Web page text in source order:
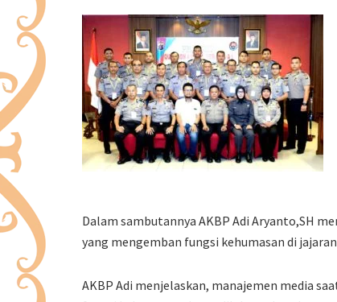
Dalam sambutannya AKBP Adi Aryanto,SH
yang mengemban fungsi kehumasan di
AKBP Adi menjelaskan, manajemen media